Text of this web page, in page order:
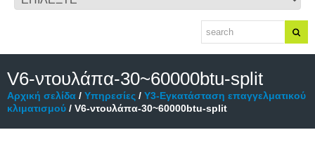
V6-ντουλάπα-30~60000btu-split
Αρχική σελίδα / Υπηρεσίες / Υ3-Εγκατάσταση επαγγελματικού
κλιματισμού / V6-ντουλάπα-30~60000btu-split